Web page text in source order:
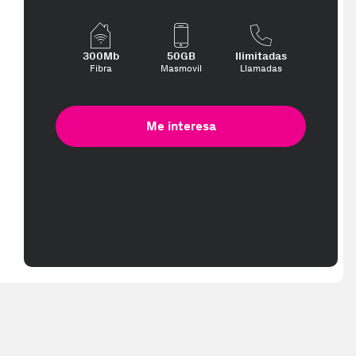
300Mb
Fibra
50GB
Masmovil
Ilimitadas
Llamadas
Me interesa